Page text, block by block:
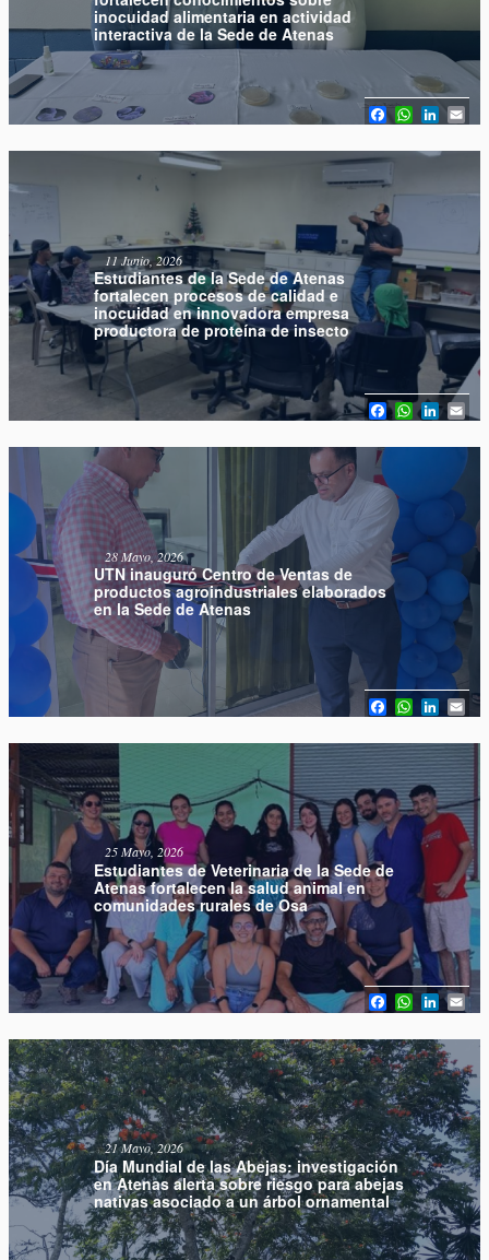
inocuidad alimentaria en actividad
interactiva de la Sede de Atenas
Facebook
Estudiantes de la Sede de Atenas
fortalecen procesos de calidad e
inocuidad en innovadora empresa
productora de proteína de insecto
11 Junio, 2026
Facebook
UTN inauguró Centro de Ventas de
productos agroindustriales elaborados
en la Sede de Atenas
28 Mayo, 2026
Facebook
Estudiantes de Veterinaria de la Sede de
Atenas fortalecen la salud animal en
comunidades rurales de Osa
25 Mayo, 2026
Facebook
Día Mundial de las Abejas: investigación
en Atenas alerta sobre riesgo para abejas
nativas asociado a un árbol ornamental
21 Mayo, 2026